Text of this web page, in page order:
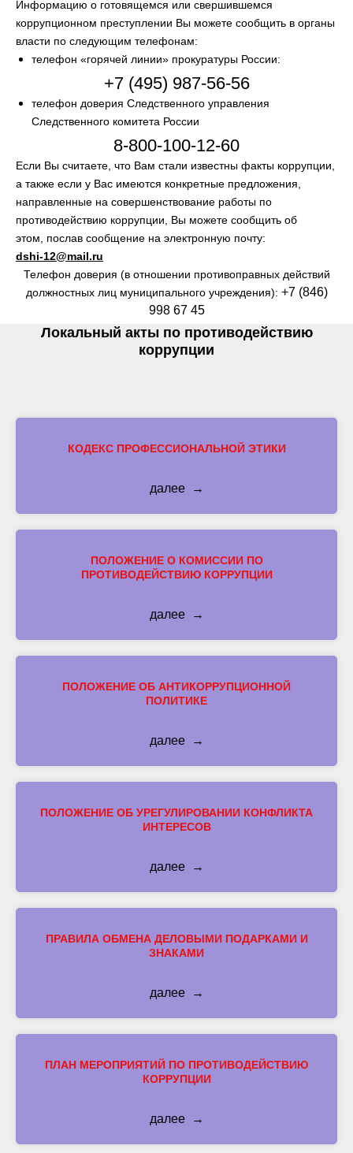
Информацию о готовящемся или свершившемся
коррупционном преступлении Вы можете сообщить в органы
власти по следующим телефонам:
телефон «горячей линии» прокуратуры России:
+7 (495) 987-56-56
телефон доверия Следственного управления
Следственного комитета России
8-800-100-12-60
Если Вы считаете, что Вам стали известны факты коррупции,
а также если у Вас имеются конкретные предложения,
направленные на совершенствование работы по
противодействию коррупции, Вы можете сообщить об
этом, послав сообщение на электронную почту:
dshi-12@mail.ru
Телефон доверия (в отношении противоправных действий
должностных лиц муниципального учреждения): +7 (846)
998 67 45
Локальный акты по противодействию
коррупции
КОДЕКС ПРОФЕССИОНАЛЬНОЙ ЭТИКИ
далее
ПОЛОЖЕНИЕ О КОМИССИИ ПО
ПРОТИВОДЕЙСТВИЮ КОРРУПЦИИ
далее
ПОЛОЖЕНИЕ ОБ АНТИКОРРУПЦИОННОЙ
ПОЛИТИКЕ
далее
ПОЛОЖЕНИЕ ОБ УРЕГУЛИРОВАНИИ КОНФЛИКТА
ИНТЕРЕСОВ
далее
ПРАВИЛА ОБМЕНА ДЕЛОВЫМИ ПОДАРКАМИ И
ЗНАКАМИ
далее
ПЛАН МЕРОПРИЯТИЙ ПО ПРОТИВОДЕЙСТВИЮ
КОРРУПЦИИ
далее